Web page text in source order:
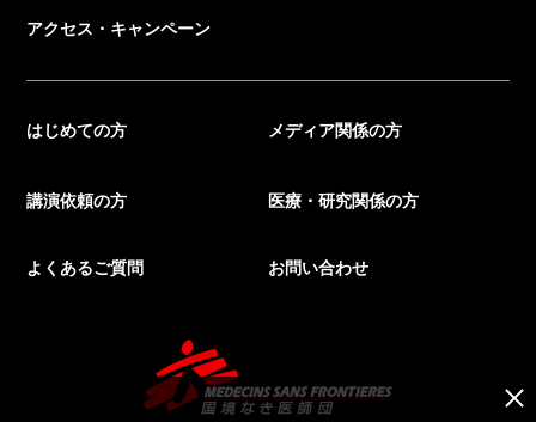
アクセス・キャンペーン
はじめての方 メディア関係の方
講演依頼の方 医療・研究関係の方
よくあるご質問 お問い合わせ